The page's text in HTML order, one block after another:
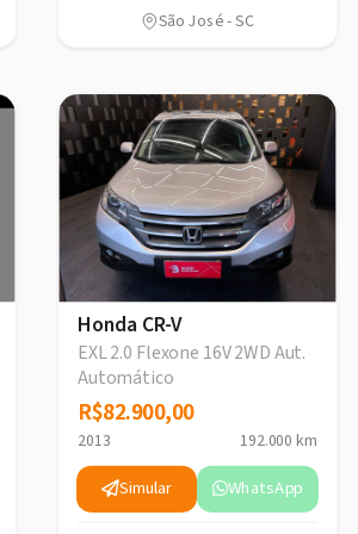
São José - SC
Honda CR-V
EXL 2.0 Flexone 16V 2WD Aut.
Automático
R$82.900,00
R$82.900,00
2013 192.000 km
Simular WhatsApp